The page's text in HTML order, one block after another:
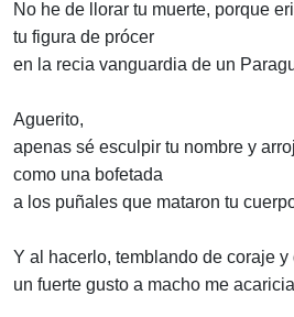
No he de llorar tu muerte, porque
tu figura de prócer
en la recia vanguardia de un
Aguerito,
apenas sé esculpir tu nombre y
como una bofetada
a los puñales que mataron tu
Y al hacerlo, temblando de coraje y
un fuerte gusto a macho me